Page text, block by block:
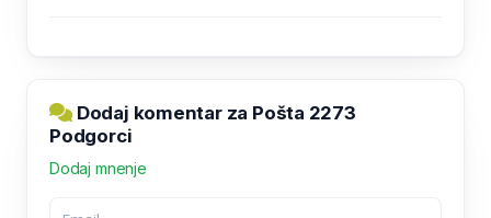
Dodaj komentar za Pošta 2273
Podgorci
Dodaj mnenje